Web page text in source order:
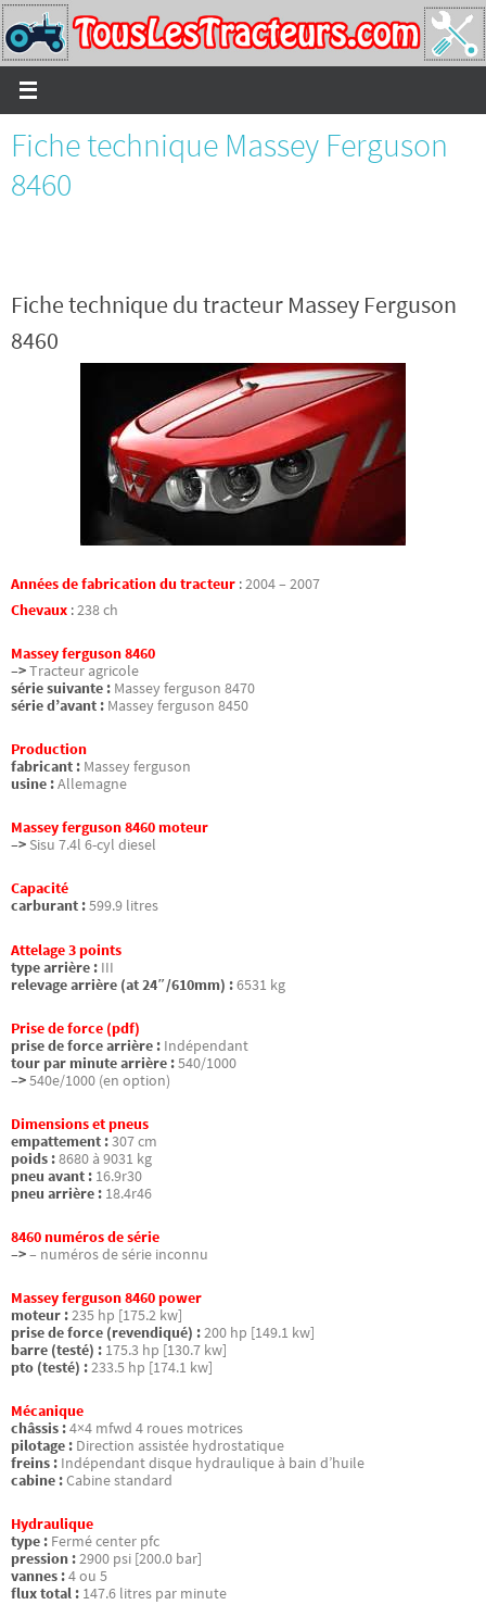
Passer
vers
le
contenu
Fiche technique Massey Ferguson
8460
Fiche technique du tracteur Massey Ferguson
8460
Années de fabrication du tracteur :2004 – 2007
Chevaux :238 ch
Massey ferguson 8460
–>Tracteur agricole
série suivante : Massey ferguson 8470
série d’avant : Massey ferguson 8450
Production
fabricant : Massey ferguson
usine :Allemagne
Massey ferguson 8460 moteur
–> Sisu 7.4l 6-cyl diesel
Capacité
carburant :599.9 litres
Attelage 3 points
type arrière : III
relevage arrière (at 24″/610mm) :6531 kg
Prise de force (pdf)
prise de force arrière : Indépendant
tour par minute arrière :540/1000
–>540e/1000 (en option)
Dimensions et pneus
empattement :307 cm
poids :8680 à 9031 kg
pneu avant : 16.9r30
pneu arrière : 18.4r46
8460 numéros de série
–>– numéros de série inconnu
Massey ferguson 8460 power
moteur :235 hp [175.2 kw]
prise de force (revendiqué) :200 hp [149.1 kw]
barre (testé) : 175.3 hp [130.7 kw]
pto (testé) :233.5 hp [174.1 kw]
Mécanique
châssis :4×4 mfwd 4 roues motrices
pilotage : Direction assistée hydrostatique
freins : Indépendant disque hydraulique à bain d’huile
cabine :Cabine standard
Hydraulique
type : Fermé center pfc
pression :2900 psi [200.0 bar]
vannes :4 ou 5
flux total : 147.6 litres par minute